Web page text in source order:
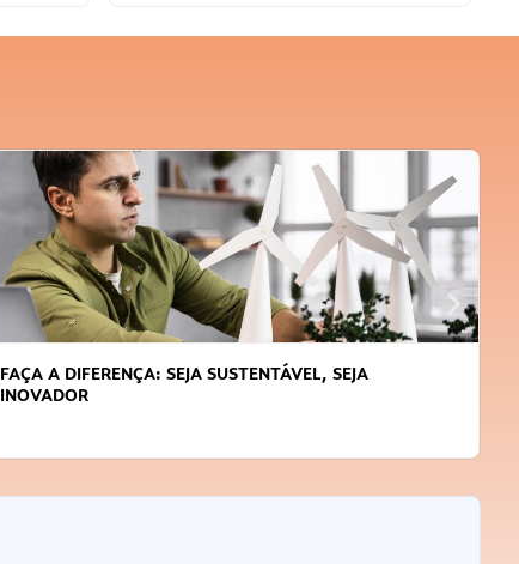
FAÇA A DIFERENÇA: SEJA SUSTENTÁVEL, SEJA
INOVADOR